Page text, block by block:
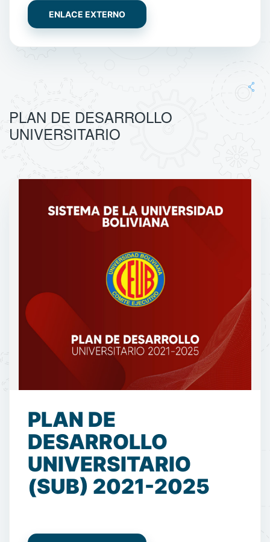
ENLACE EXTERNO
PLAN DE DESARROLLO
UNIVERSITARIO
PLAN DE
DESARROLLO
UNIVERSITARIO
(SUB) 2021-2025